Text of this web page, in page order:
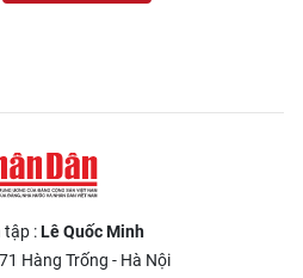
tập :Lê Quốc Minh
Hàng Trống - Hà Nội